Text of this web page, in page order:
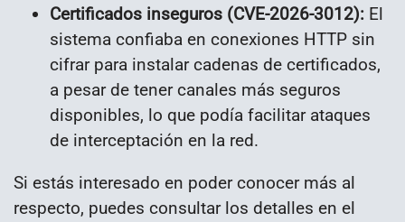
Certificados inseguros (CVE-2026-3012): El
sistema confiaba en conexiones HTTP sin
cifrar para instalar cadenas de certificados,
a pesar de tener canales más seguros
disponibles, lo que podía facilitar ataques
de interceptación en la red.
Si estás interesado en poder conocer más al
respecto, puedes consultar los detalles en el